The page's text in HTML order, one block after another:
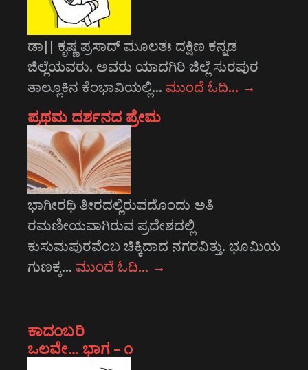
ಡಾ|| ಕೃಷ್ಣ ಪ್ರಸಾದ್ ಮೂಲತಃ ದಕ್ಷಿಣ ಕನ್ನಡ
ಜಿಲ್ಲೆಯವರು. ಅವರು ಯಾದಗಿರಿ ಜಿಲ್ಲೆ ಸುರಪುರ
ತಾಲ್ಲೂಕಿನ ಕೆಂಭಾವಿಯಲ್ಲಿ… ಮುಂದೆ ಓದಿ… →
ಪ್ರಥಮ ದರ್ಶನದ ಪ್ರೇಮ
ಭಾಗೀರಥಿ ತೀರದಲ್ಲಿರುವದೊಂದು ಅತಿ
ರಮಣೀಯವಾಗಿರುವ ಪ್ರದೇಶದಲ್ಲಿ
ಕುಸುಮಪುರವೆಂಬ ಚಿಕ್ಕಿದಾದ ನಗರವಿತ್ತು. ಭೂಮಿಯ
ಗುಣಕ್ಕ… ಮುಂದೆ ಓದಿ… →
ಕಾದಂಬರಿ
ಒಲವೇ… ಭಾಗ – ೧